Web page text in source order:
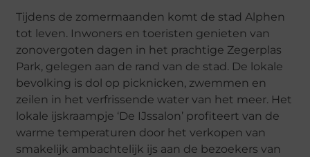
Tijdens de zomermaanden komt de stad Alphen
tot leven. Inwoners en toeristen genieten van
zonovergoten dagen in het prachtige Zegerplas
Park, gelegen aan de rand van de stad. De lokale
bevolking is dol op picknicken, zwemmen en
zeilen in het verfrissende water van het meer. Het
lokale ijskraampje ‘De IJssalon’ profiteert van de
warme temperaturen door het verkopen van
smakelijk ambachtelijk ijs aan de bezoekers van